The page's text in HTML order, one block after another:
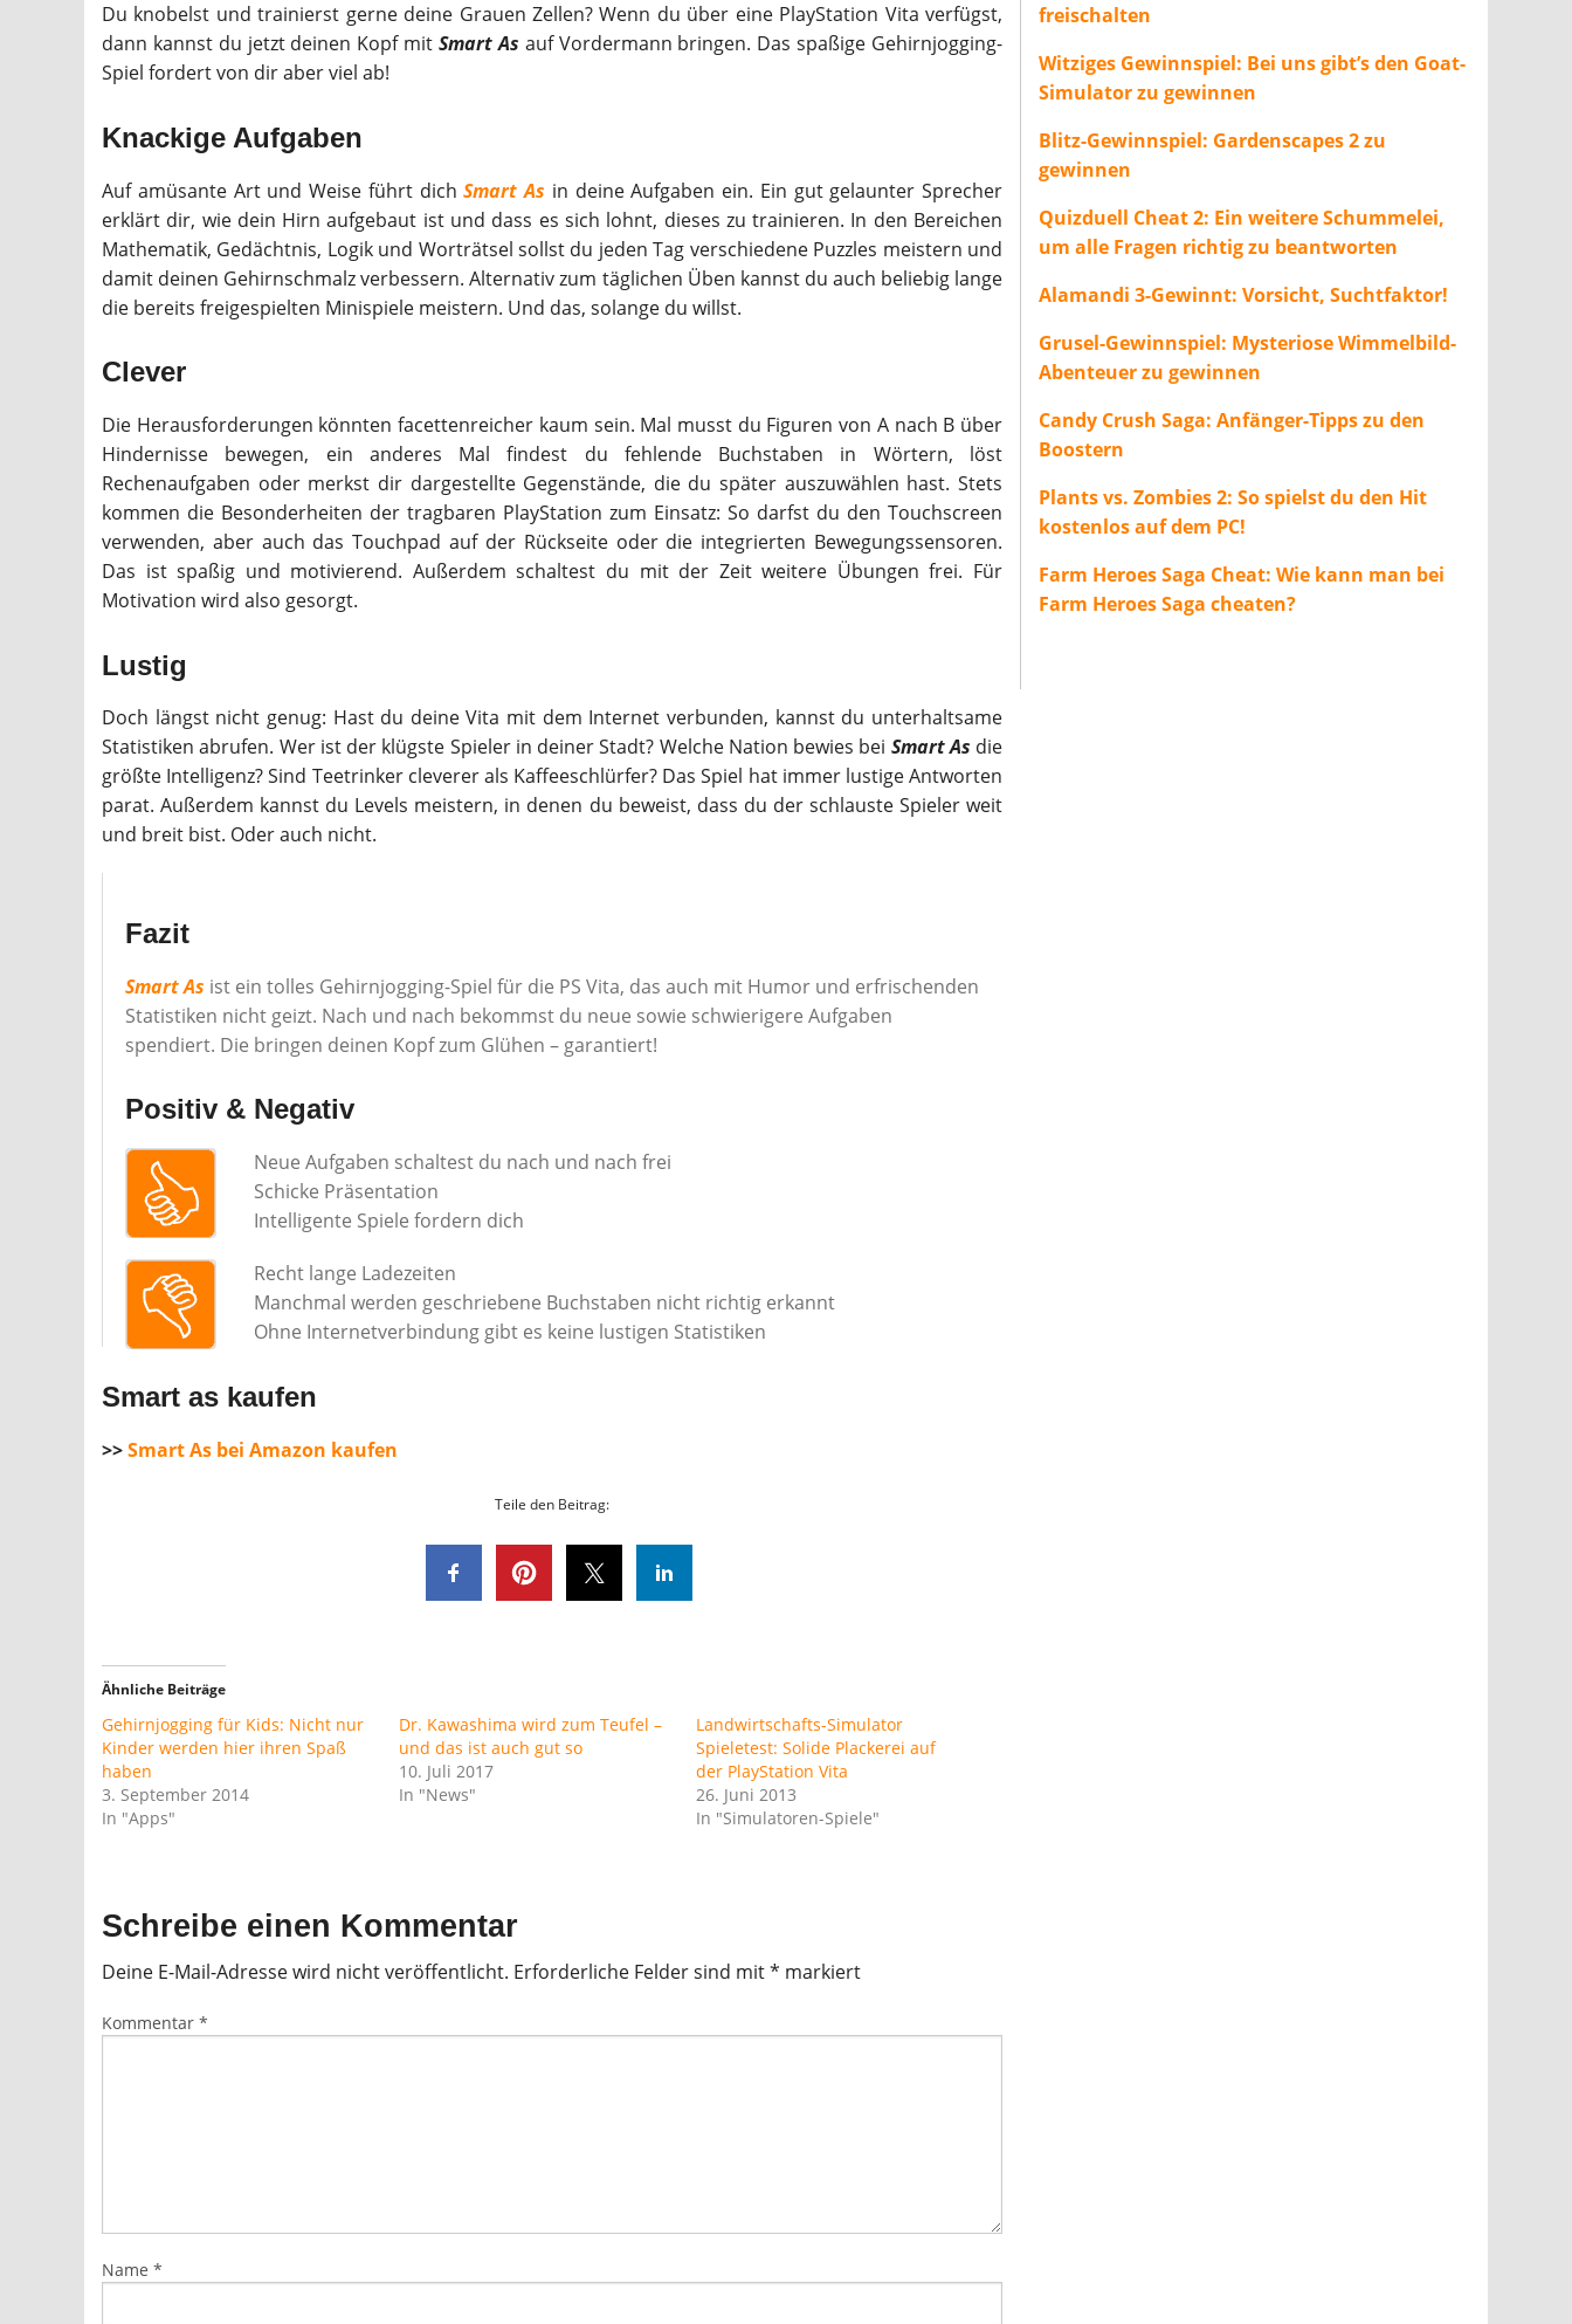
Du knobelst und trainierst gerne deine Grauen Zellen? Wenn du über eine PlayStation Vita verfügst,
dann kannst du jetzt deinen Kopf mit Smart As auf Vordermann bringen. Das spaßige Gehirnjogging-
Spiel fordert von dir aber viel ab!
Knackige Aufgaben
Auf amüsante Art und Weise führt dichSmart As in deine Aufgaben ein. Ein gut gelaunter Sprecher
erklärt dir, wie dein Hirn aufgebaut ist und dass es sich lohnt, dieses zu trainieren. In den Bereichen
Mathematik, Gedächtnis, Logik und Worträtsel sollst du jeden Tag verschiedene Puzzles meistern und
damit deinen Gehirnschmalz verbessern. Alternativ zum täglichen Üben kannst du auch beliebig lange
die bereits freigespielten Minispiele meistern. Und das, solange du willst.
Clever
Die Herausforderungen könnten facettenreicher kaum sein. Mal musst du Figuren von A nach B über
Hindernisse bewegen, ein anderes Mal findest du fehlende Buchstaben in Wörtern, löst
Rechenaufgaben oder merkst dir dargestellte Gegenstände, die du später auszuwählen hast. Stets
kommen die Besonderheiten der tragbaren PlayStation zum Einsatz: So darfst du den Touchscreen
verwenden, aber auch das Touchpad auf der Rückseite oder die integrierten Bewegungssensoren.
Das ist spaßig und motivierend. Außerdem schaltest du mit der Zeit weitere Übungen frei. Für
Motivation wird also gesorgt.
Lustig
Doch längst nicht genug: Hast du deine Vita mit dem Internet verbunden, kannst du unterhaltsame
Statistiken abrufen. Wer ist der klügste Spieler in deiner Stadt? Welche Nation bewies bei Smart As die
größte Intelligenz? Sind Teetrinker cleverer als Kaffeeschlürfer? Das Spiel hat immer lustige Antworten
parat. Außerdem kannst du Levels meistern, in denen du beweist, dass du der schlauste Spieler weit
und breit bist. Oder auch nicht.
Fazit
Smart As ist ein tolles Gehirnjogging-Spiel für die PS Vita, das auch mit Humor und erfrischenden
Statistiken nicht geizt. Nach und nach bekommst du neue sowie schwierigere Aufgaben
spendiert. Die bringen deinen Kopf zum Glühen – garantiert!
Positiv & Negativ
Neue Aufgaben schaltest du nach und nach frei
Schicke Präsentation
Intelligente Spiele fordern dich
Recht lange Ladezeiten
Manchmal werden geschriebene Buchstaben nicht richtig erkannt
Ohne Internetverbindung gibt es keine lustigen Statistiken
Smart as kaufen
>>Smart As bei Amazon kaufen
Teile den Beitrag:
Ähnliche Beiträge
Gehirnjogging für Kids: Nicht nur
Kinder werden hier ihren Spaß
haben
3. September 2014
In "Apps"
Dr. Kawashima wird zum Teufel –
und das ist auch gut so
10. Juli 2017
In "News"
Landwirtschafts-Simulator
Spieletest: Solide Plackerei auf
der PlayStation Vita
26. Juni 2013
In "Simulatoren-Spiele"
Schreibe einen Kommentar
Deine E-Mail-Adresse wird nicht veröffentlicht. Erforderliche Felder sind mit* markiert
Kommentar *
Name *
freischalten
Witziges Gewinnspiel: Bei uns gibt’s den Goat-
Simulator zu gewinnen
Blitz-Gewinnspiel: Gardenscapes 2 zu
gewinnen
Quizduell Cheat 2: Ein weitere Schummelei,
um alle Fragen richtig zu beantworten
Alamandi 3-Gewinnt: Vorsicht, Suchtfaktor!
Grusel-Gewinnspiel: Mysteriose Wimmelbild-
Abenteuer zu gewinnen
Candy Crush Saga: Anfänger-Tipps zu den
Boostern
Plants vs. Zombies 2: So spielst du den Hit
kostenlos auf dem PC!
Farm Heroes Saga Cheat: Wie kann man bei
Farm Heroes Saga cheaten?